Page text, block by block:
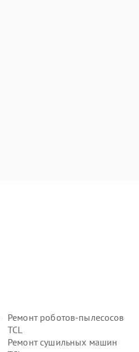
Ремонт роботов-пылесосов
TCL
Ремонт сушильных машин